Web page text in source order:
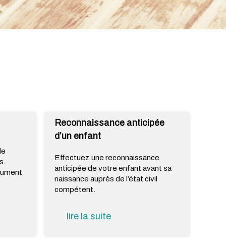
Reconnaissance anticipée
d’un enfant
Effectuez une reconnaissance
anticipée de votre enfant avant sa
naissance auprès de l’état civil
compétent.
lire la suite